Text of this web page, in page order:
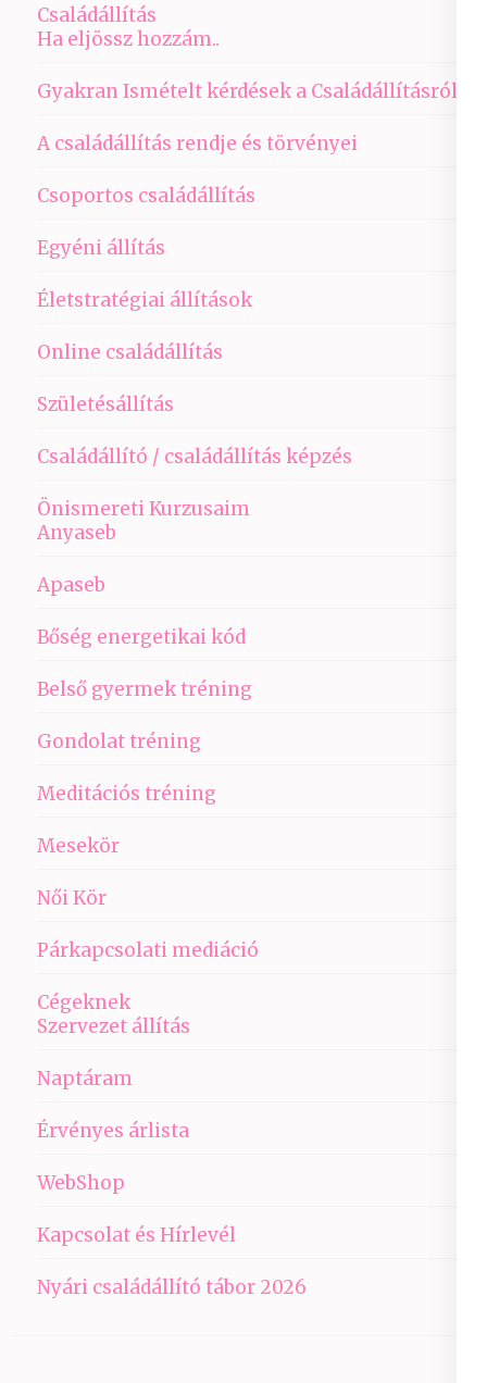
Családállítás
Ha eljössz hozzám..
Gyakran Ismételt kérdések a Családállításról
A családállítás rendje és törvényei
Csoportos családállítás
Egyéni állítás
Életstratégiai állítások
Online családállítás
Születésállítás
Családállító / családállítás képzés
Önismereti Kurzusaim
Anyaseb
Apaseb
Bőség energetikai kód
Belső gyermek tréning
Gondolat tréning
Meditációs tréning
Mesekör
Női Kör
Párkapcsolati mediáció
Cégeknek
Szervezet állítás
Naptáram
Érvényes árlista
WebShop
Kapcsolat és Hírlevél
Nyári családállító tábor 2026